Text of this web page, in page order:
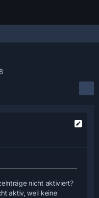
nicht aktiviert?
aktiv, weil keine